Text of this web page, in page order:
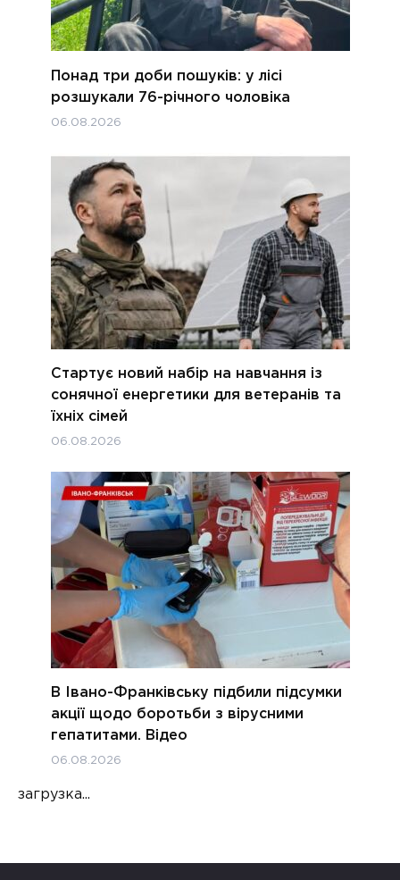
Понад три доби пошуків: у лісі
розшукали 76-річного чоловіка
06.08.2026
Стартує новий набір на навчання із
сонячної енергетики для ветеранів та
їхніх сімей
06.08.2026
В Івано-Франківську підбили підсумки
акції щодо боротьби з вірусними
гепатитами. Відео
06.08.2026
загрузка...